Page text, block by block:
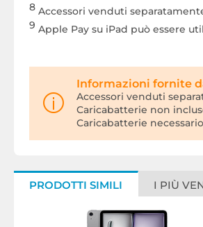
8 Accessori venduti
9 Apple Pay su iPad può essere
Informazioni fornite
Accessori venduti
Caricabatterie non
Caricabatterie
PRODOTTI SIMILI I PIÙ